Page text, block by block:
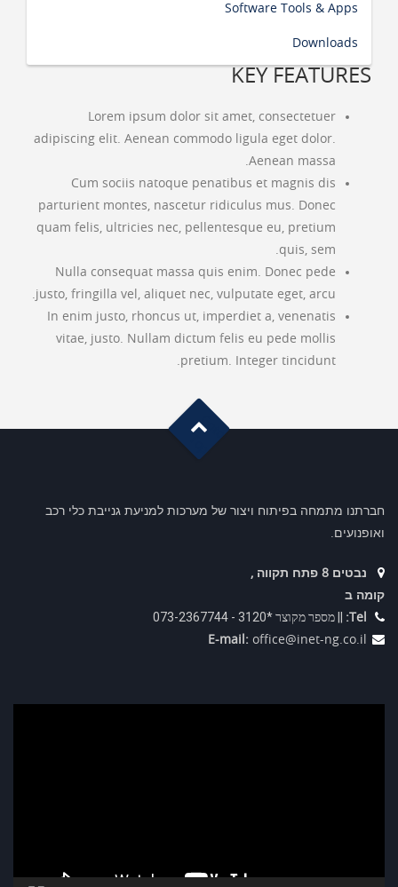
Software Tools & Apps
Downloads
KEY FEATURES
Lorem ipsum dolor sit amet, consectetuer
adipiscing elit. Aenean commodo ligula eget dolor.
Aenean massa.
Cum sociis natoque penatibus et magnis dis
parturient montes, nascetur ridiculus mus. Donec
quam felis, ultricies nec, pellentesque eu, pretium
quis, sem.
Nulla consequat massa quis enim. Donec pede
justo, fringilla vel, aliquet nec, vulputate eget, arcu.
In enim justo, rhoncus ut, imperdiet a, venenatis
vitae, justo. Nullam dictum felis eu pede mollis
pretium. Integer tincidunt.
חברתנו מתמחה בפיתוח ויצור של מערכות למניעת גנייבת כלי רכב
ואופנועים.
נבטים 8 פתח תקווה ,
קומה ב
Tel:
|| מספר מקוצר *3120 - 073-2367744
E-mail: office@inet-ng.co.il
G
o
t
o
T
o
p